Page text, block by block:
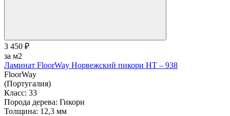
3 450 ₽
за м2
Ламинат FloorWay Норвежский пикори НТ – 938
FloorWay
(Португалия)
Класс: 33
Порода дерева: Гикори
Толщина: 12,3 мм